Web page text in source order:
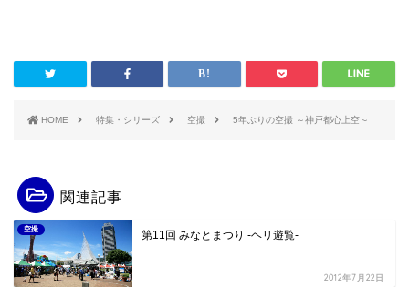
HOME 特集・シリーズ 空撮 5年ぶりの空撮 ～神戸都心上空～
関連記事
空撮 第11回 みなとまつり -ヘリ遊覧-
2012年7月22日